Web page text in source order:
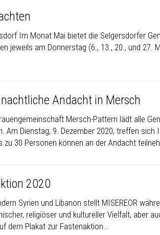
Im Monat Mai bietet die Selgersdorfer
jeweils am Donnerstag (6., 13., 20., und
Andacht in Mersch
Mersch-Pattern lädt alle
Am Dienstag, 9. Dezember 2020, treffen
zu 30 Personen können an der Andacht
2020
Syrien und Libanon stellt MISEREOR
religiöser und kultureller Vielfalt, aber
dem Plakat zur Fastenaktion…